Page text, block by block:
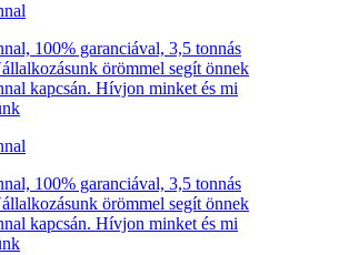
100% garanciával, 3,5 tonnás
örömmel segít önnek
kapcsán. Hívjon minket és mi
100% garanciával, 3,5 tonnás
örömmel segít önnek
kapcsán. Hívjon minket és mi